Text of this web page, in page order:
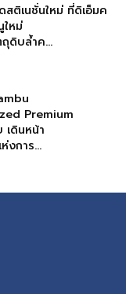
สติเนชั่นใหม่ ที่ดิเอ็มค
ใหม่
ถุดิบล้ำค...
Premium
เดินหน้า
งการ...